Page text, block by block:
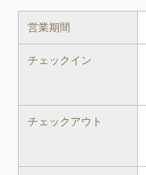
営業期間
チェックイン
チェックアウト